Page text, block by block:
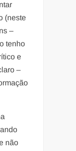
(neste
–
tenho
e
–
não